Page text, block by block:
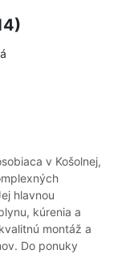
v Košolnej,
hlavnou
kúrenia a
montáž a
Do ponuky